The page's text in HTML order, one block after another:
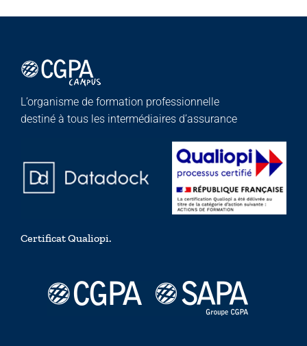
L’organisme de formation professionnelle
destiné à tous les intermédiaires d’assurance
Certificat Qualiopi.